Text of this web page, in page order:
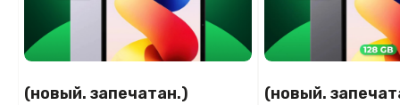
(новый. запечатан.)
(новый.